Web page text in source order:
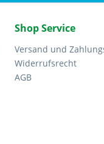
Shop Service
Versand und
Widerrufsrecht
AGB